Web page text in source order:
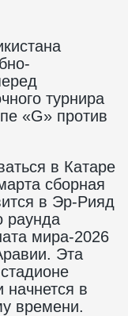
турнира
«G» против
в Катаре
сборная
в Эр-Рияд
раунда
мира-2026
Эта
начнется в
времени.